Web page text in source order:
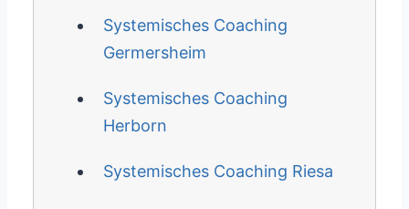
Systemisches Coaching
Germersheim
Systemisches Coaching
Herborn
Systemisches Coaching Riesa